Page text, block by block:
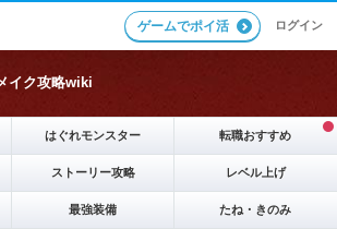
ゲームでポイ活 ログイン
イク攻略wiki
はぐれモンスター 転職おすすめ
ストーリー攻略 レベル上げ
最強装備 たね・きのみ